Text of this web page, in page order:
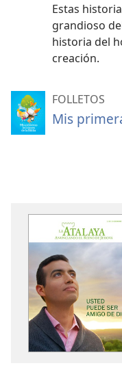
Estas
grandioso
historia del
creación.
FOLLETOS
Mis